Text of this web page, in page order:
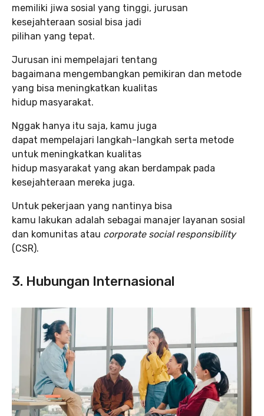
memiliki jiwa sosial yang tinggi, jurusan
kesejahteraan sosial bisa jadi
pilihan yang tepat.
Jurusan ini mempelajari tentang
bagaimana mengembangkan pemikiran dan metode
yang bisa meningkatkan kualitas
hidup masyarakat.
Nggak hanya itu saja, kamu juga
dapat mempelajari langkah-langkah serta metode
untuk meningkatkan kualitas
hidup masyarakat yang akan berdampak pada
kesejahteraan mereka juga.
Untuk pekerjaan yang nantinya bisa
kamu lakukan adalah sebagai manajer layanan sosial
dan komunitas atau corporate social responsibility
(CSR).
3. Hubungan Internasional